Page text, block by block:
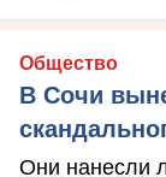
Общество
В Сочи
Они нанесли